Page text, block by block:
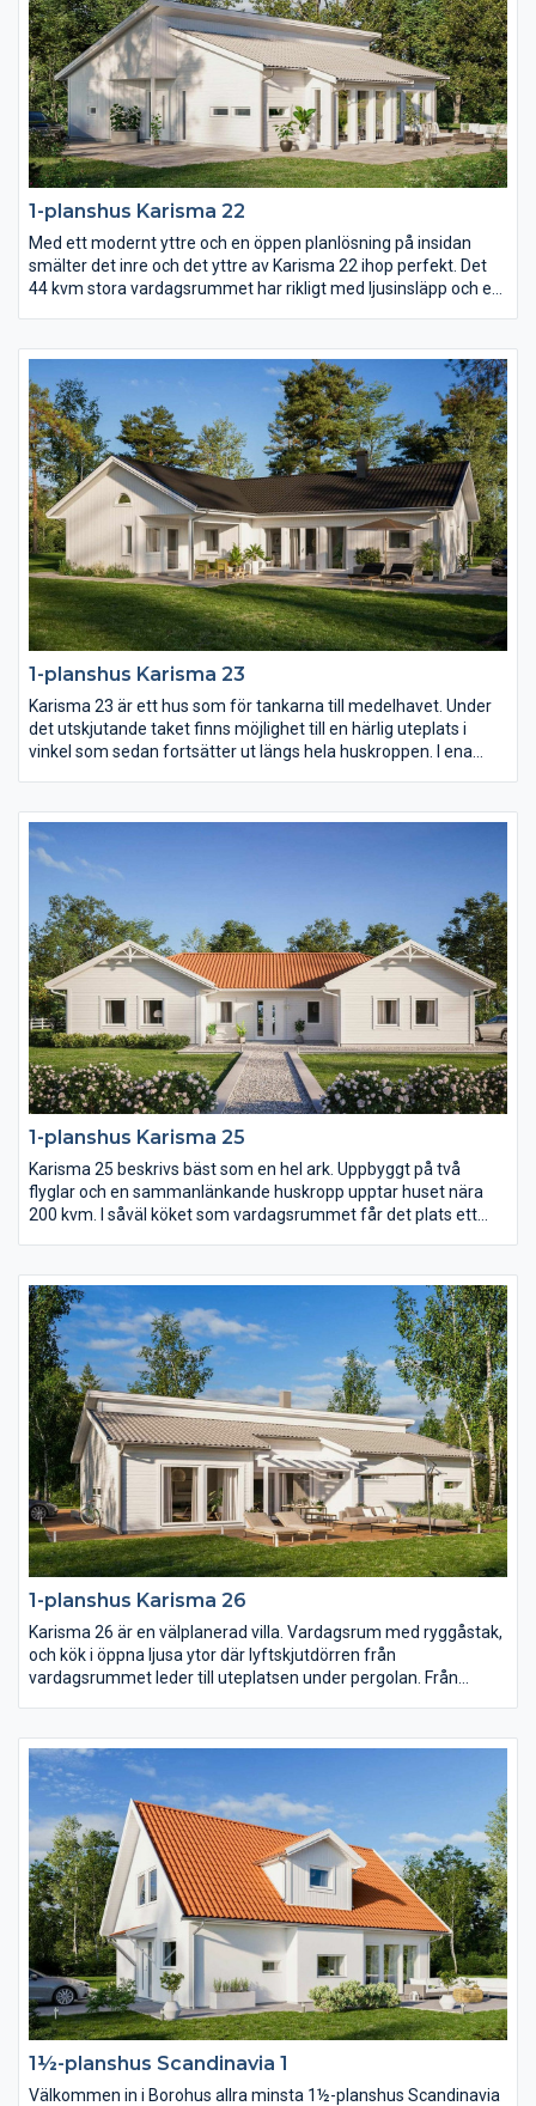
1-planshus Karisma 22
Med ett modernt yttre och en öppen planlösning på insidan
smälter det inre och det yttre av Karisma 22 ihop perfekt. Det
44 kvm stora vardagsrummet har rikligt med ljusinsläpp och ett
långsidan är Karisma 22 ritat för er med vacker utsikt över skog
och mark, vattendrag eller varför inte en fantastiskt mysig
trädgård?
1-planshus Karisma 23
Karisma 23 är ett hus som för tankarna till medelhavet. Under
det utskjutande taket finns möjlighet till en härlig uteplats i
vinkel som sedan fortsätter ut längs hela huskroppen. I ena
ryggåstak över vardagsrum, matplats och kök.
1-planshus Karisma 25
Karisma 25 beskrivs bäst som en hel ark. Uppbyggt på två
flyglar och en sammanlänkande huskropp upptar huset nära
200 kvm. I såväl köket som vardagsrummet får det plats ett
på hela 23 kvm med utgång till den öppna innergården på
trädgårdssidan.
1-planshus Karisma 26
Karisma 26 är en välplanerad villa. Vardagsrum med ryggåstak,
och kök i öppna ljusa ytor där lyftskjutdörren från
vardagsrummet leder till uteplatsen under pergolan. Från
klädvården, en klädvård i generös storlek. Separerat från
gemensamhetsytorna ligger sovrummen och allrum.
1½-planshus Scandinavia 1
Välkommen in i Borohus allra minsta 1½-planshus Scandinavia